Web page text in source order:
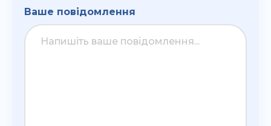
Ваше повідомлення